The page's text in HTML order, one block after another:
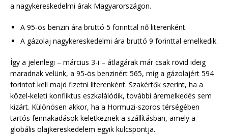
a nagykereskedelmi árak Magyarországon.
A 95-ös benzin ára bruttó 5 forinttal nő literenként.
A gázolaj nagykereskedelmi ára bruttó 9 forinttal emelkedik.
Így a jelenlegi – március 3-i – átlagárak már csak rövid ideig
maradnak velünk, a 95-ös benzinért 565, míg a gázolajért 594
forintot kell majd fizetni literenként. Szakértők szerint, ha a
közel-keleti konfliktus eszkalálódik, további áremelkedés sem
kizárt. Különösen akkor, ha a Hormuzi-szoros térségében
tartós fennakadások keletkeznek a szállításban, amely a
globális olajkereskedelem egyik kulcspontja.